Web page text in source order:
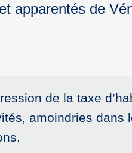
apparentés de
de la taxe
amoindries dans